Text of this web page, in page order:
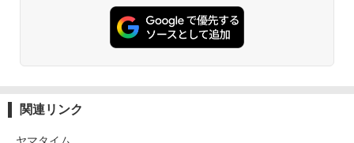
関連リンク